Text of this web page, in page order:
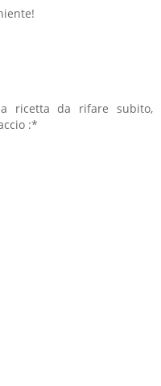
ricetta da rifare subito,
:*